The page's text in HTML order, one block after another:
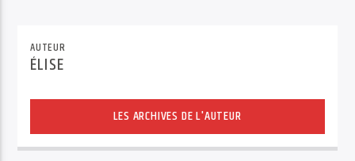
AUTEUR
ÉLISE
LES ARCHIVES DE L'AUTEUR